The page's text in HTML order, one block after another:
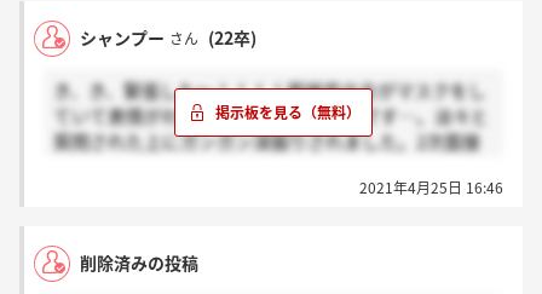
シャンプー さん (22卒)
き、き、緊張した～！！！！面接官の方がマスクをし
ていて表情がわからないのが辛かったです…。淡々と
質問された上にガンガン深掘りされました。2次面接
2021年4月25日 16:46
削除済みの投稿